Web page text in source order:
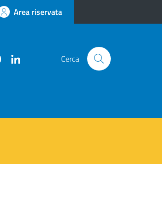
Area riservata
Cerca